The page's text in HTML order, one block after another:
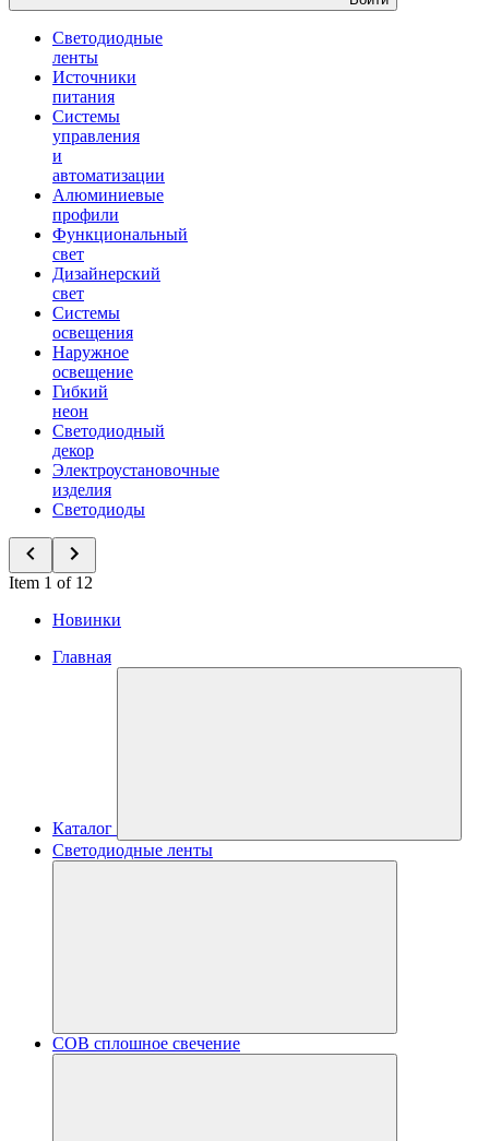
Светодиодные
ленты
Источники
питания
Системы
управления
и
автоматизации
Алюминиевые
профили
Функциональный
свет
Дизайнерский
свет
Системы
освещения
Наружное
освещение
Гибкий
неон
Светодиодный
декор
Электроустановочные
изделия
Светодиоды
Item 1 of 12
Новинки
Главная
Каталог
Светодиодные ленты
COB сплошное свечение